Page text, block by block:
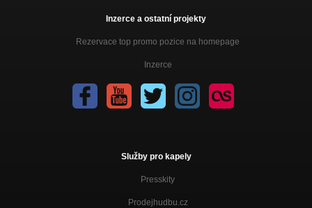
Inzerce a ostatní projekty
Rezervace top promo pozice na homepage
Inzerce
Služby pro kapely
Presskity
Prodejhudbu.cz